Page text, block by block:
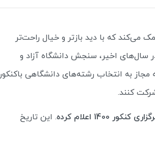
1400 باخبر باشید، به شما کمک می‌کند که با دید بازتر و خیال راحت‌تر
سال‌های اخیر، سنجش دانشگاه آزاد و
به انتخاب رشته‌های دانشگاهی باکنکور
کنند.
اعلام کرده
. این تاریخ